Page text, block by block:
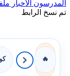
المدرسون الأخبار
تم نسخ الرابط
🔥